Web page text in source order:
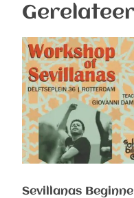
Sevillanas